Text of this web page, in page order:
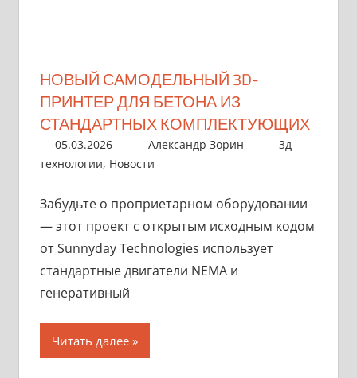
НОВЫЙ САМОДЕЛЬНЫЙ 3D-
ПРИНТЕР ДЛЯ БЕТОНА ИЗ
СТАНДАРТНЫХ КОМПЛЕКТУЮЩИХ
05.03.2026 Александр Зорин
3д
технологии, Новости
Забудьте о проприетарном оборудовании
— этот проект с открытым исходным кодом
от Sunnyday Technologies использует
стандартные двигатели NEMA и
генеративный
Читать далее